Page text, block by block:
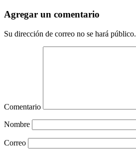
Agregar un comentario
Su dirección de correo no se hará público.
Comentario
Nombre
Correo